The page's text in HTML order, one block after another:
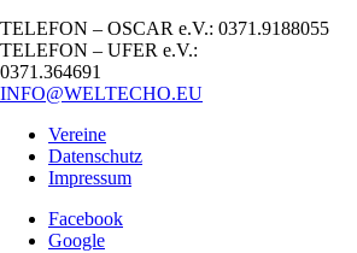
TELEFON – OSCAR e.V.: 0371.9188055
TELEFON – UFER e.V.:
0371.364691
INFO@WELTECHO.EU
Vereine
Datenschutz
Impressum
Facebook
Google